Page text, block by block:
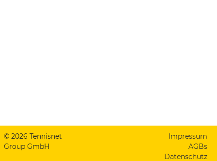
© 2026 Tennisnet
Group GmbH
Impressum
AGBs
Datenschutz